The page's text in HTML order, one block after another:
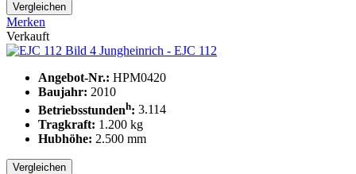
Vergleichen
Merken
Verkauft
Jungheinrich - EJC 112
Angebot-Nr.: HPM0420
Baujahr: 2010
Betriebsstundenh: 3.114
Tragkraft: 1.200 kg
Hubhöhe: 2.500 mm
Vergleichen